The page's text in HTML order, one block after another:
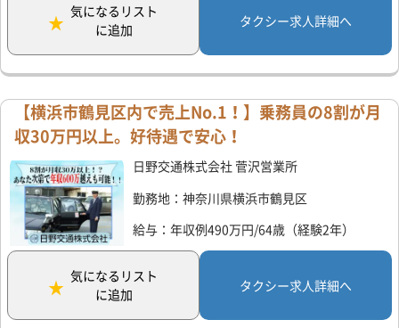
気になるリスト
に追加
タクシー求人詳細へ
【横浜市鶴見区内で売上No.1！】乗務員の8割が月
収30万円以上。好待遇で安心！
日野交通株式会社 菅沢営業所
勤務地：神奈川県横浜市鶴見区
給与：年収例490万円/64歳（経験2年）
気になるリスト
に追加
タクシー求人詳細へ